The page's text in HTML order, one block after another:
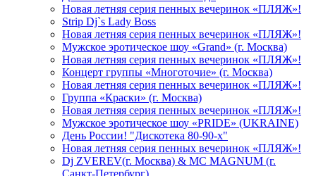
Новая летняя серия пенных вечеринок «ПЛЯЖ»!
Strip Dj`s Lady Boss
Новая летняя серия пенных вечеринок «ПЛЯЖ»!
Мужское эротическое шоу «Grand» (г. Москва)
Новая летняя серия пенных вечеринок «ПЛЯЖ»!
Концерт группы «Многоточие» (г. Москва)
Новая летняя серия пенных вечеринок «ПЛЯЖ»!
Группа «Краски» (г. Москва)
Новая летняя серия пенных вечеринок «ПЛЯЖ»!
Мужское эротическое шоу «PRIDE» (UKRAINE)
День России! "Дискотека 80-90-х"
Новая летняя серия пенных вечеринок «ПЛЯЖ»!
Dj ZVEREV(г. Москва) & MC MAGNUM (г.
Санкт-Петербург)